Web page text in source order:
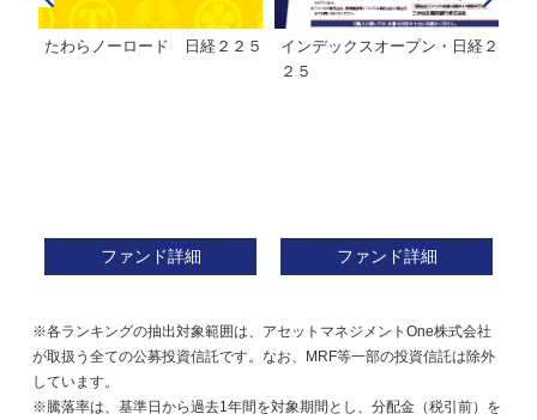
たわらノーロード 日経２２５
ファンド詳細
インデックスオープン・日経２
２５
ファンド詳細
※各ランキングの抽出対象範囲は、アセットマネジメントOne株式会社
が取扱う全ての公募投資信託です。なお、MRF等一部の投資信託は除外
しています。
※騰落率は、基準日から過去1年間を対象期間とし、分配金（税引前）を